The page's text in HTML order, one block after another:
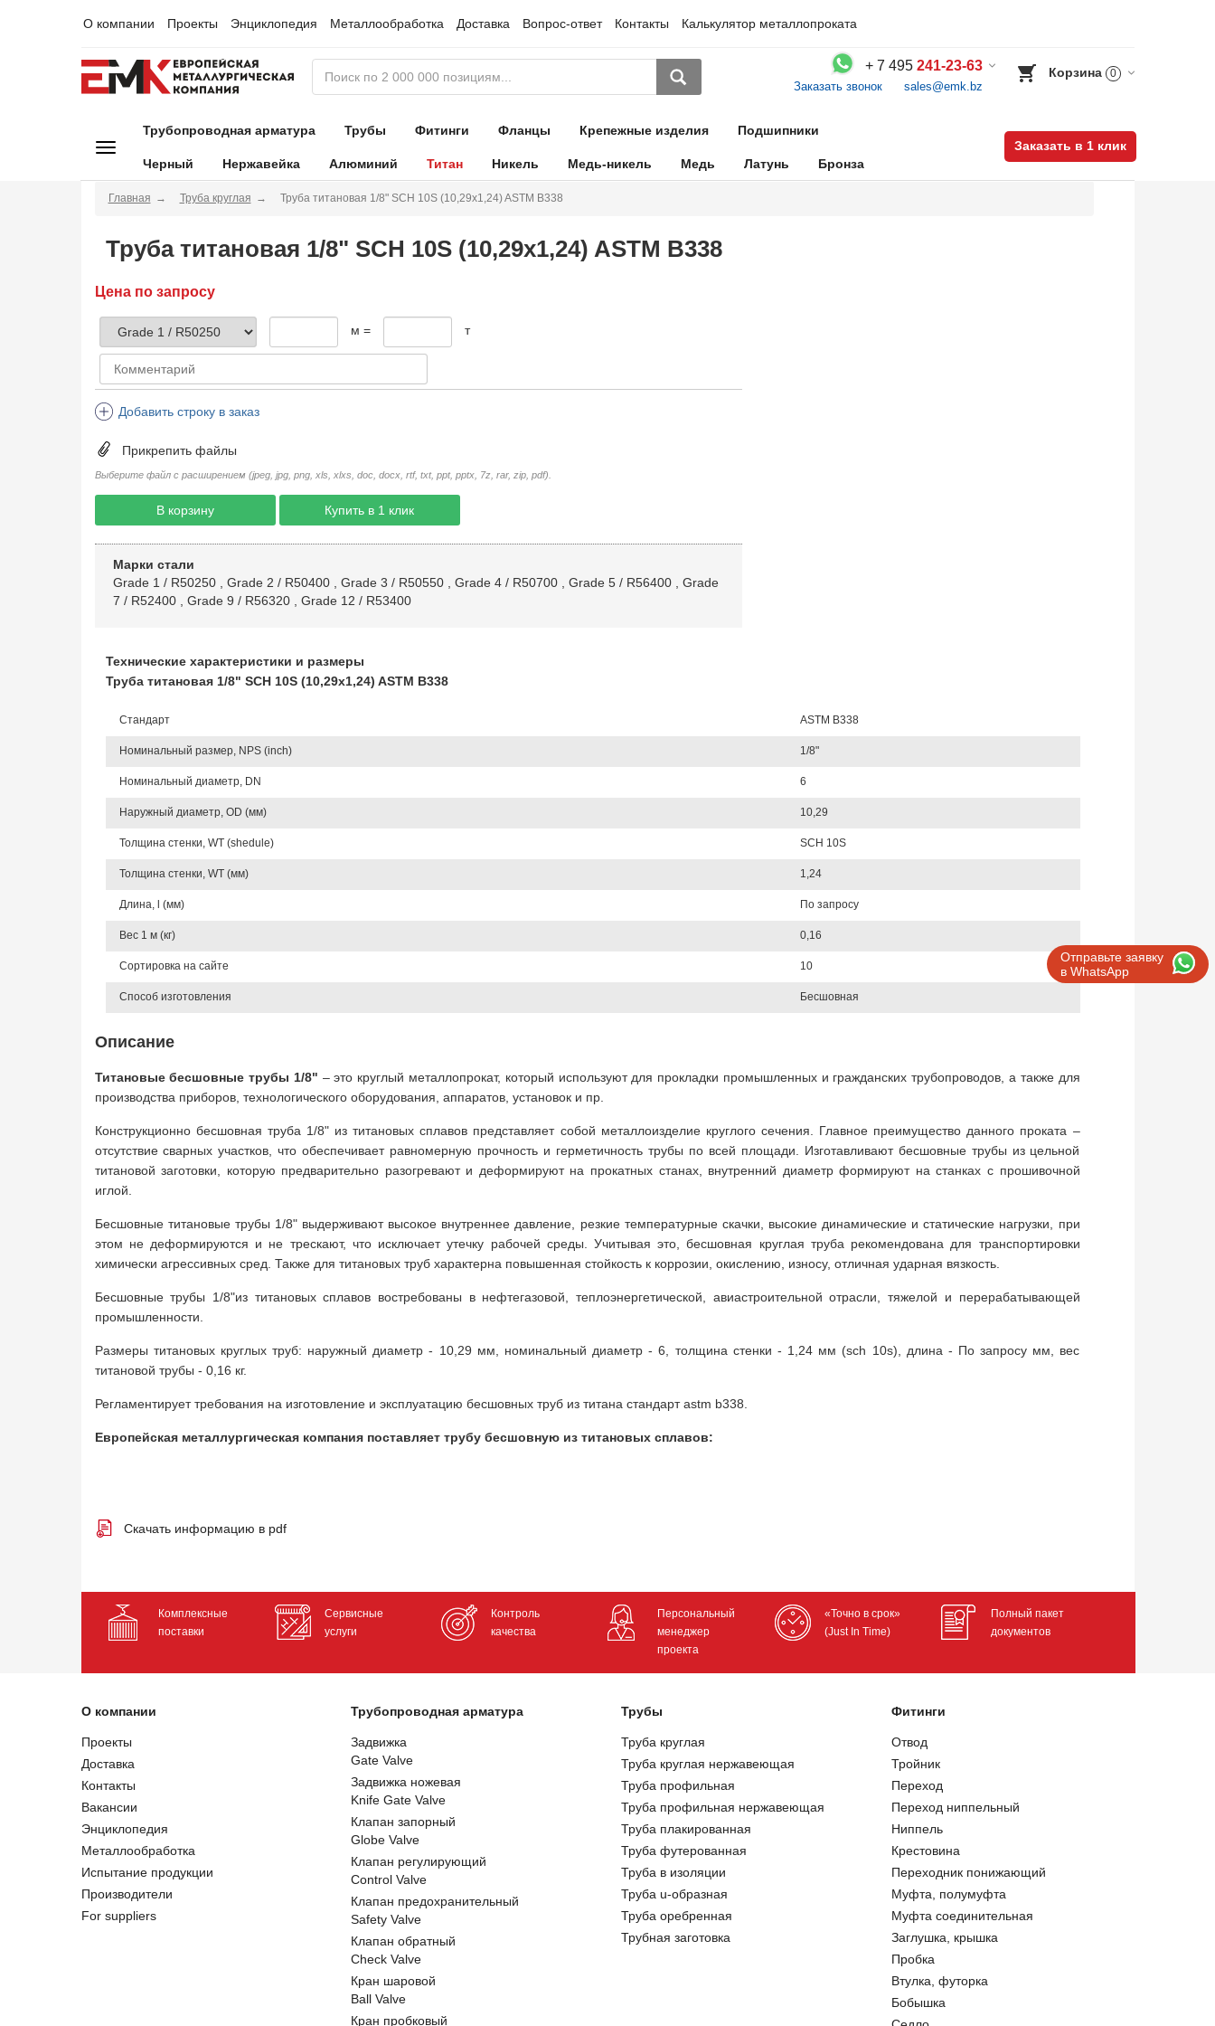
О компании Проекты Энциклопедия Металлообработка Доставка Вопрос-ответ Контакты Калькулятор металлопроката
+ 7 495 241-23-63
Заказать звонок sales@emk.bz
Корзина 0
Трубопроводная арматура Трубы Фитинги Фланцы Крепежные изделия Подшипники
Черный Нержавейка Алюминий Титан Никель Медь-никель Медь Латунь Бронза
Заказать в 1 клик
Отправьте заявку
в WhatsApp
Главная Труба круглая Труба титановая 1/8" SCH 10S (10,29x1,24) ASTM B338
Труба титановая 1/8" SCH 10S (10,29x1,24) ASTM B338
Цена по запросу
м = т
Добавить строку в заказ
Прикрепить файлы
Выберите файл с расширением (jpeg, jpg, png, xls, xlxs, doc, docx, rtf, txt, ppt, pptx, 7z, rar, zip, pdf).
В корзину Купить в 1 клик
Марки стали
Grade 1 / R50250, Grade 2 / R50400, Grade 3 / R50550, Grade 4 / R50700, Grade 5 / R56400, Grade
7 / R52400, Grade 9 / R56320, Grade 12 / R53400
Технические характеристики и размеры
Труба титановая 1/8" SCH 10S (10,29x1,24) ASTM B338
Стандарт ASTM B338
Номинальный размер, NPS (inch) 1/8"
Номинальный диаметр, DN 6
Наружный диаметр, OD (мм) 10,29
Толщина стенки, WT (shedule) SCH 10S
Толщина стенки, WT (мм) 1,24
Длина, l (мм) По запросу
Вес 1 м (кг) 0,16
Сортировка на сайте 10
Способ изготовления Бесшовная
Описание
Титановые бесшовные трубы 1/8" – это круглый металлопрокат, который используют для прокладки промышленных и гражданских трубопроводов, а также для
производства приборов, технологического оборудования, аппаратов, установок и пр.
Конструкционно бесшовная труба 1/8" из титановых сплавов представляет собой металлоизделие круглого сечения. Главное преимущество данного проката –
отсутствие сварных участков, что обеспечивает равномерную прочность и герметичность трубы по всей площади. Изготавливают бесшовные трубы из цельной
титановой заготовки, которую предварительно разогревают и деформируют на прокатных станах, внутренний диаметр формируют на станках с прошивочной
иглой.
Бесшовные титановые трубы 1/8" выдерживают высокое внутреннее давление, резкие температурные скачки, высокие динамические и статические нагрузки, при
этом не деформируются и не трескают, что исключает утечку рабочей среды. Учитывая это, бесшовная круглая труба рекомендована для транспортировки
химически агрессивных сред. Также для титановых труб характерна повышенная стойкость к коррозии, окислению, износу, отличная ударная вязкость.
Бесшовные трубы 1/8"из титановых сплавов востребованы в нефтегазовой, теплоэнергетической, авиастроительной отрасли, тяжелой и перерабатывающей
промышленности.
Размеры титановых круглых труб: наружный диаметр - 10,29 мм, номинальный диаметр - 6, толщина стенки - 1,24 мм (sch 10s), длина - По запросу мм, вес
титановой трубы - 0,16 кг.
Регламентирует требования на изготовление и эксплуатацию бесшовных труб из титана стандарт astm b338.
Европейская металлургическая компания поставляет трубу бесшовную из титановых сплавов:
Скачать информацию в pdf
Комплексные
поставки
Сервисные
услуги
Контроль
качества
Персональный
менеджер
проекта
«Точно в срок»
(Just In Time)
Полный пакет
документов
О компании
Проекты
Доставка
Контакты
Вакансии
Энциклопедия
Металлообработка
Испытание продукции
Производители
For suppliers
Трубопроводная арматура
Задвижка
Gate Valve
Задвижка ножевая
Knife Gate Valve
Клапан запорный
Globe Valve
Клапан регулирующий
Control Valve
Клапан предохранительный
Safety Valve
Клапан обратный
Check Valve
Кран шаровой
Ball Valve
Кран пробковый
Трубы
Труба круглая
Труба круглая нержавеющая
Труба профильная
Труба профильная нержавеющая
Труба плакированная
Труба футерованная
Труба в изоляции
Труба u-образная
Труба оребренная
Трубная заготовка
Фитинги
Отвод
Тройник
Переход
Переход ниппельный
Ниппель
Крестовина
Переходник понижающий
Муфта, полумуфта
Муфта соединительная
Заглушка, крышка
Пробка
Втулка, футорка
Бобышка